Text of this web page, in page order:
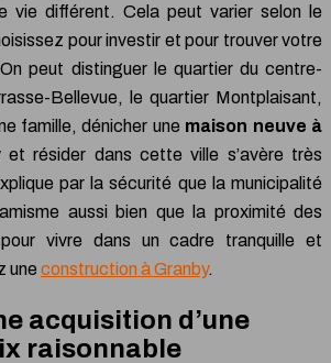
vie différent. Cela peut varier selon le
pour investir et pour trouver votre
peut distinguer le quartier du centre-
Bellevue, le quartier Montplaisant,
famille, dénicher une maison neuve à
et résider dans cette ville s’avère très
par la sécurité que la municipalité
aussi bien que la proximité des
vivre dans un cadre tranquille et
une construction à Granby.
acquisition d’une
raisonnable